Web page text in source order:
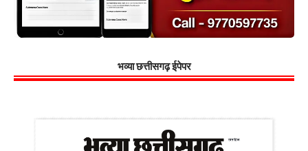
भव्या छत्तीसगढ़ ईपेपर